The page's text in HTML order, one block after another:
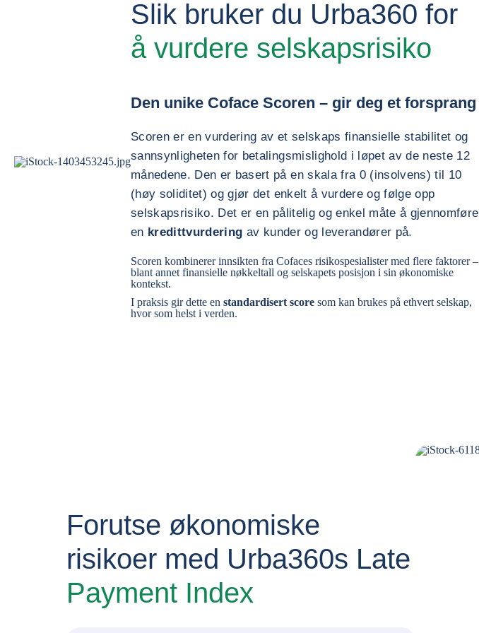
Slik bruker du Urba360 for
å vurdere selskapsrisiko
Den unike Coface Scoren – gir deg et forsprang
Scoren er en vurdering av et selskaps finansielle stabilitet og
sannsynligheten for betalingsmislighold i løpet av de neste 12
månedene. Den er basert på en skala fra 0 (insolvens) til 10
(høy soliditet) og gjør det enkelt å vurdere og følge opp
selskapsrisiko. Det er en pålitelig og enkel måte å gjennomføre
en kredittvurdering av kunder og leverandører på.
Scoren kombinerer innsikten fra Cofaces risikospesialister med flere faktorer –
blant annet finansielle nøkkeltall og selskapets posisjon i sin økonomiske
kontekst.
I praksis gir dette en standardisert score som kan brukes på ethvert selskap,
hvor som helst i verden.
Forutse økonomiske
risikoer med Urba360s Late
Payment Index